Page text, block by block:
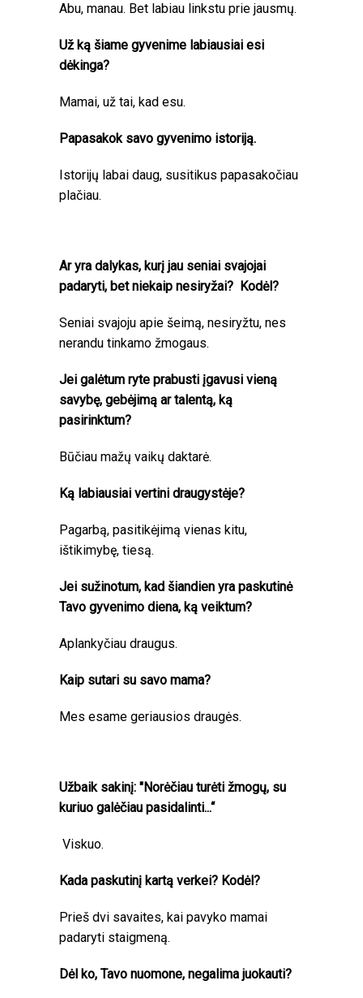
Abu, manau. Bet labiau linkstu prie jausmų.
Už ką šiame gyvenime labiausiai esi
dėkinga?
Mamai, už tai, kad esu.
Papasakok savo gyvenimo istoriją.
Istorijų labai daug, susitikus papasakočiau
plačiau.
Ar yra dalykas, kurį jau seniai svajojai
padaryti, bet niekaip nesiryžai? Kodėl?
Seniai svajoju apie šeimą, nesiryžtu, nes
nerandu tinkamo žmogaus.
Jei galėtum ryte prabusti įgavusi vieną
savybę, gebėjimą ar talentą, ką
pasirinktum?
Būčiau mažų vaikų daktarė.
Ką labiausiai vertini draugystėje?
Pagarbą, pasitikėjimą vienas kitu,
ištikimybę, tiesą.
Jei sužinotum, kad šiandien yra paskutinė
Tavo gyvenimo diena, ką veiktum?
Aplankyčiau draugus.
Kaip sutari su savo mama?
Mes esame geriausios draugės.
Užbaik sakinį: "Norėčiau turėti žmogų, su
kuriuo galėčiau pasidalinti...“
Viskuo.
Kada paskutinį kartą verkei? Kodėl?
Prieš dvi savaites, kai pavyko mamai
padaryti staigmeną.
Dėl ko, Tavo nuomone, negalima juokauti?